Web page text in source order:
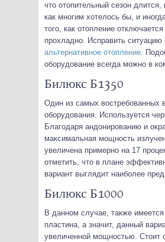
что отопительный сезон длится,
как многим хотелось бы, и
того, как отопление
прохладно. Исправить
альтернативное отопление.
оборудование всегда можно в
Билюкс Б1350
Один из самых востребованных
оборудования. Используется
Благодаря андонированию и
максимальная мощность
увеличена примерно на 17
отметить, что в плане
вариант выглядит наиболее
Билюкс Б1000
В данном случае, также
пластина, а значит, данный
увеличенной мощностью. Стоит